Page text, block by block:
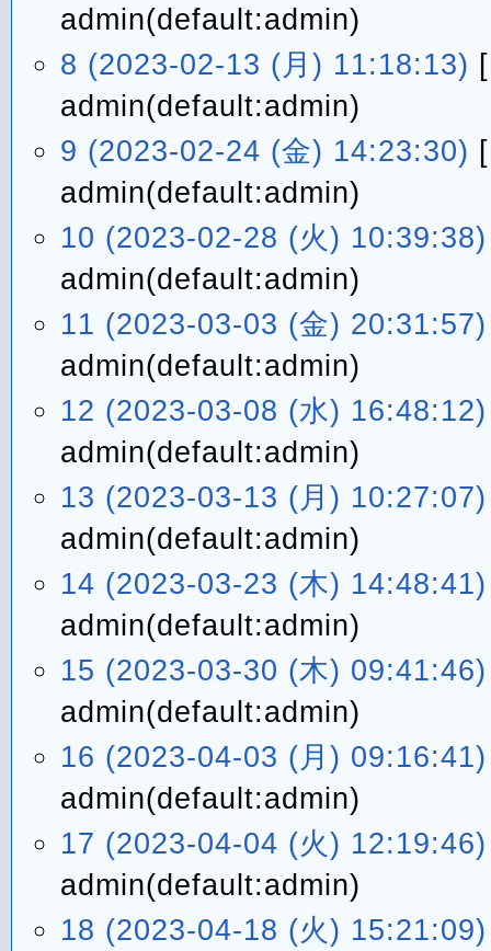
admin(default:admin)
8 (2023-02-13 (月) 11:18:13)
admin(default:admin)
9 (2023-02-24 (金) 14:23:30)
admin(default:admin)
10 (2023-02-28 (火) 10:39:38)
admin(default:admin)
11 (2023-03-03 (金) 20:31:57)
admin(default:admin)
12 (2023-03-08 (水) 16:48:12)
admin(default:admin)
13 (2023-03-13 (月) 10:27:07)
admin(default:admin)
14 (2023-03-23 (木) 14:48:41)
admin(default:admin)
15 (2023-03-30 (木) 09:41:46)
admin(default:admin)
16 (2023-04-03 (月) 09:16:41)
admin(default:admin)
17 (2023-04-04 (火) 12:19:46)
admin(default:admin)
18 (2023-04-18 (火) 15:21:09)